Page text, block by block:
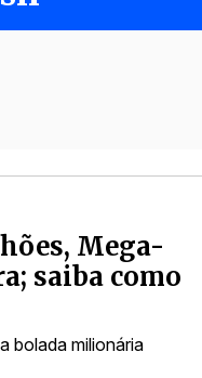
Mega-
saiba como
bolada milionária